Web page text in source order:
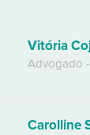
Vitória
Advogado -
Carolline